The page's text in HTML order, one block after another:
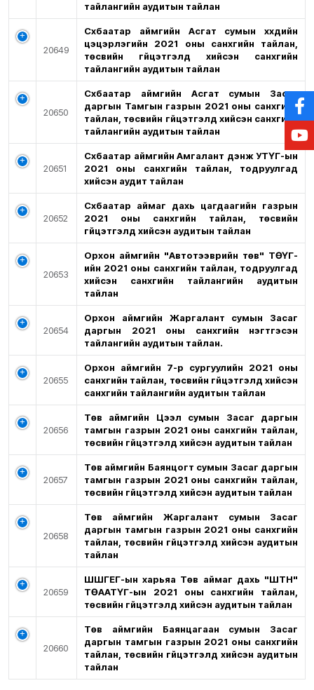
тайлангийн аудитын тайлан
20649
Сүхбаатар аймгийн Асгат сумын хүүхдийн
цэцэрлэгийн 2021 оны санхүүгийн тайлан,
төсвийн гүйцэтгэлд хийсэн санхүүгийн
тайлангийн аудитын тайлан
20650
Сүхбаатар аймгийн Асгат сумын Засаг
даргын Тамгын газрын 2021 оны санхүүгийн
тайлан, төсвийн гүйцэтгэлд хийсэн санхүүгийн
тайлангийн аудитын тайлан
20651
Сүхбаатар аймгийн Амгалант дэнж УТҮГ-ын
2021 оны санхүүгийн тайлан, тодруулгад
хийсэн аудит тайлан
20652
Сүхбаатар аймаг дахь цагдаагийн газрын
2021 оны санхүүгийн тайлан, төсвийн
гүйцэтгэлд хийсэн аудитын тайлан
20653
Орхон аймгийн "Автотээврийн төв" ТӨҮГ-
ийн 2021 оны санхүүгийн тайлан, тодруулгад
хийсэн санхүүгийн тайлангийн аудитын
тайлан
20654
Орхон аймгийн Жаргалант сумын Засаг
даргын 2021 оны санхүүгийн нэгтгэсэн
тайлангийн аудитын тайлан.
20655
Орхон аймгийн 7-р сургуулийн 2021 оны
санхүүгийн тайлан, төсвийн гүйцэтгэлд хийсэн
санхүүгийн тайлангийн аудитын тайлан
20656
Төв аймгийн Цээл сумын Засаг даргын
тамгын газрын 2021 оны санхүүгийн тайлан,
төсвийн гүйцэтгэлд хийсэн аудитын тайлан
20657
Төв аймгийн Баянцогт сумын Засаг даргын
тамгын газрын 2021 оны санхүүгийн тайлан,
төсвийн гүйцэтгэлд хийсэн аудитын тайлан
20658
Төв аймгийн Жаргалант сумын Засаг
даргын тамгын газрын 2021 оны санхүүгийн
тайлан, төсвийн гүйцэтгэлд хийсэн аудитын
тайлан
20659
ШШГЕГ-ын харьяа Төв аймаг дахь "ШТН"
ТӨААТҮГ-ын 2021 оны санхүүгийн тайлан,
төсвийн гүйцэтгэлд хийсэн аудитын тайлан
20660
Төв аймгийн Баянцагаан сумын Засаг
даргын тамгын газрын 2021 оны санхүүгийн
тайлан, төсвийн гүйцэтгэлд хийсэн аудитын
тайлан